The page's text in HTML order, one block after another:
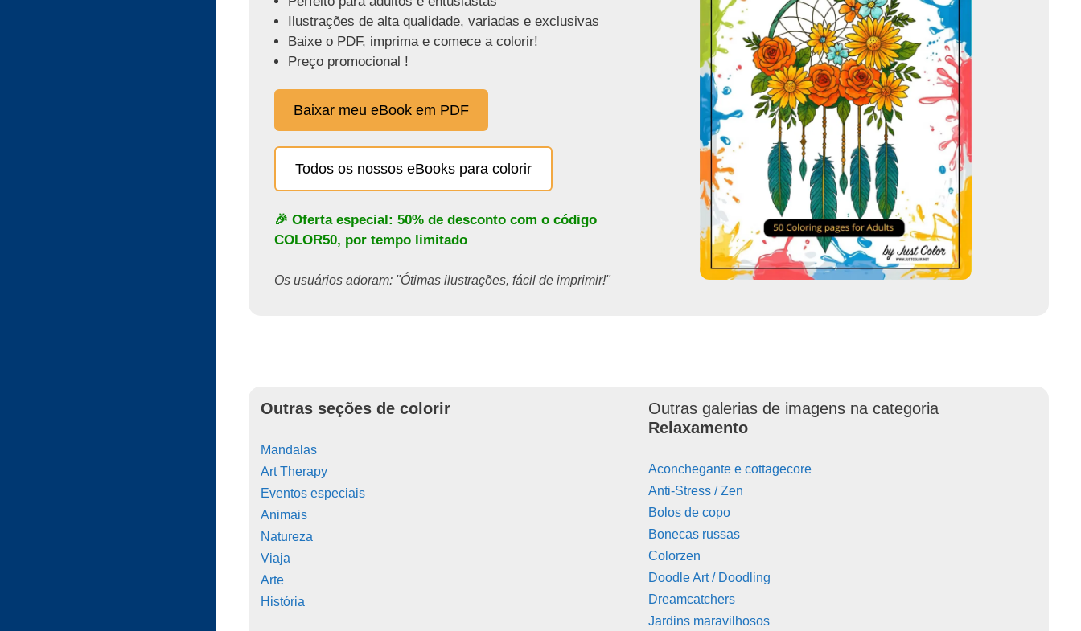
Ilustrações de alta qualidade, variadas e exclusivas
Baixe o PDF, imprima e comece a colorir!
Preço promocional !
Baixar meu eBook em PDF
Todos os nossos eBooks para colorir
🎉 Oferta especial: 50% de desconto com o código
COLOR50, por tempo limitado
Os usuários adoram: "Ótimas ilustrações, fácil de imprimir!"
Outras seções de colorir
Mandalas
Art Therapy
Eventos especiais
Animais
Natureza
Viaja
Arte
História
Outras galerias de imagens na categoria
Relaxamento
Aconchegante e cottagecore
Anti-Stress / Zen
Bolos de copo
Bonecas russas
Colorzen
Doodle Art / Doodling
Dreamcatchers
Jardins maravilhosos